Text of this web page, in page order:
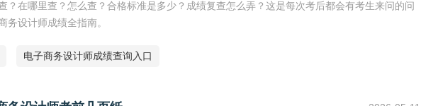
？在哪里查？怎么查？合格标准是多少？成绩复查怎么弄？这是每次考后都会有考生来问的问
务设计师成绩全指南。
电子商务设计师成绩查询入口